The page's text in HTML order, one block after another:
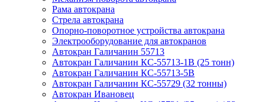
Рама автокрана
Стрела автокрана
Опорно-поворотное устройства автокрана
Электрооборудование для автокранов
Автокран Галичанин 55713
Автокран Галичанин КС-55713-1В (25 тонн)
Автокран Галичанин КС-55713-5В
Автокран Галичанин КС-55729 (32 тонны)
Автокран Ивановец